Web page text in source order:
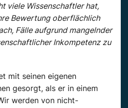
viele Wissenschaftler hat,
Bewertung oberflächlich
Fälle aufgrund mangelnder
Inkompetenz zu
mit seinen eigenen
gesorgt, als er in einem
werden von nicht-